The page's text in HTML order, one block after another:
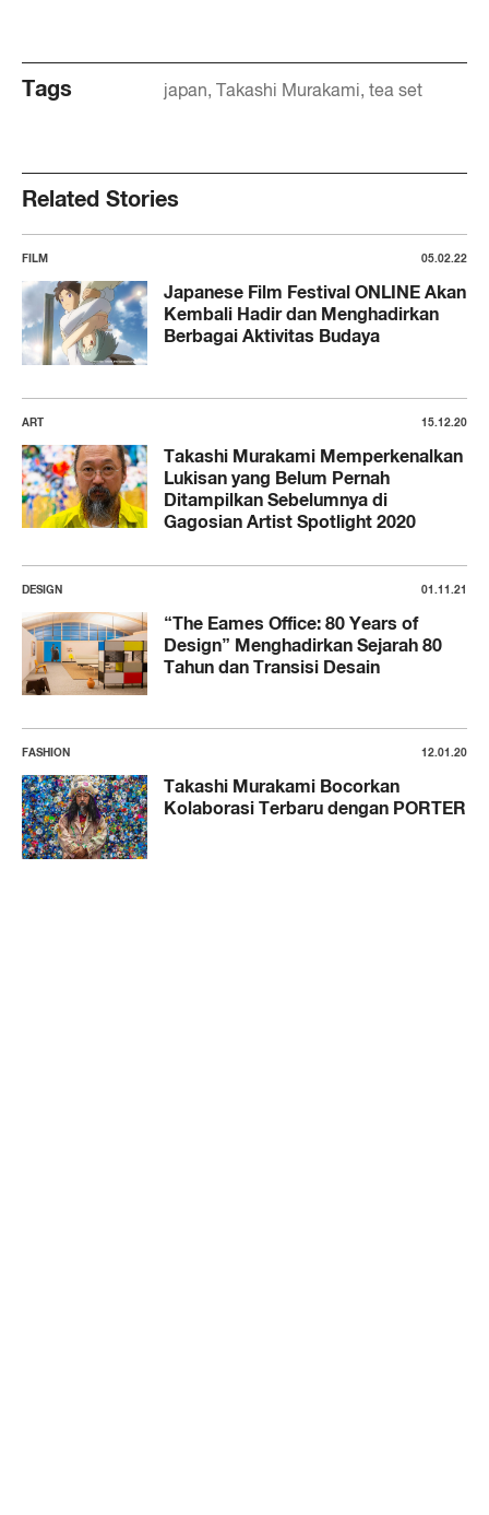
Tags japan Takashi Murakami tea set
Related Stories
FILM 05.02.22
Japanese Film Festival ONLINE Akan
Kembali Hadir dan Menghadirkan
Berbagai Aktivitas Budaya
ART 15.12.20
Takashi Murakami Memperkenalkan
Lukisan yang Belum Pernah
Ditampilkan Sebelumnya di
Gagosian Artist Spotlight 2020
DESIGN 01.11.21
“The Eames Office: 80 Years of
Design” Menghadirkan Sejarah 80
Tahun dan Transisi Desain
FASHION 12.01.20
Takashi Murakami Bocorkan
Kolaborasi Terbaru dengan PORTER